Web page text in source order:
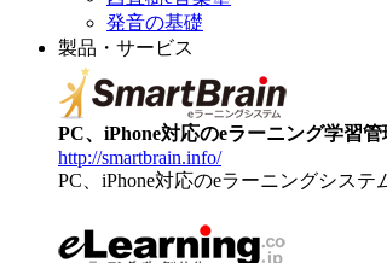
発音の基礎
製品・サービス
PC、iPhone対応のeラーニング学習
http://smartbrain.info/
PC、iPhone対応のeラーニングシス